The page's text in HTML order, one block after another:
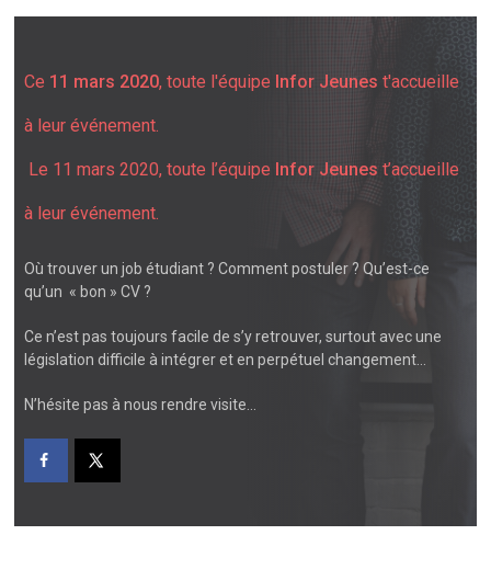
Ce 11 mars 2020, toute l'équipe Infor Jeunes t'accueille
à leur événement.
Le 11 mars 2020, toute l’équipe Infor Jeunes t’accueille
à leur événement.
Où trouver un job étudiant ? Comment postuler ? Qu’est-ce
qu’un « bon » CV ?
Ce n’est pas toujours facile de s’y retrouver, surtout avec une
législation difficile à intégrer et en perpétuel changement…
N’hésite pas à nous rendre visite…